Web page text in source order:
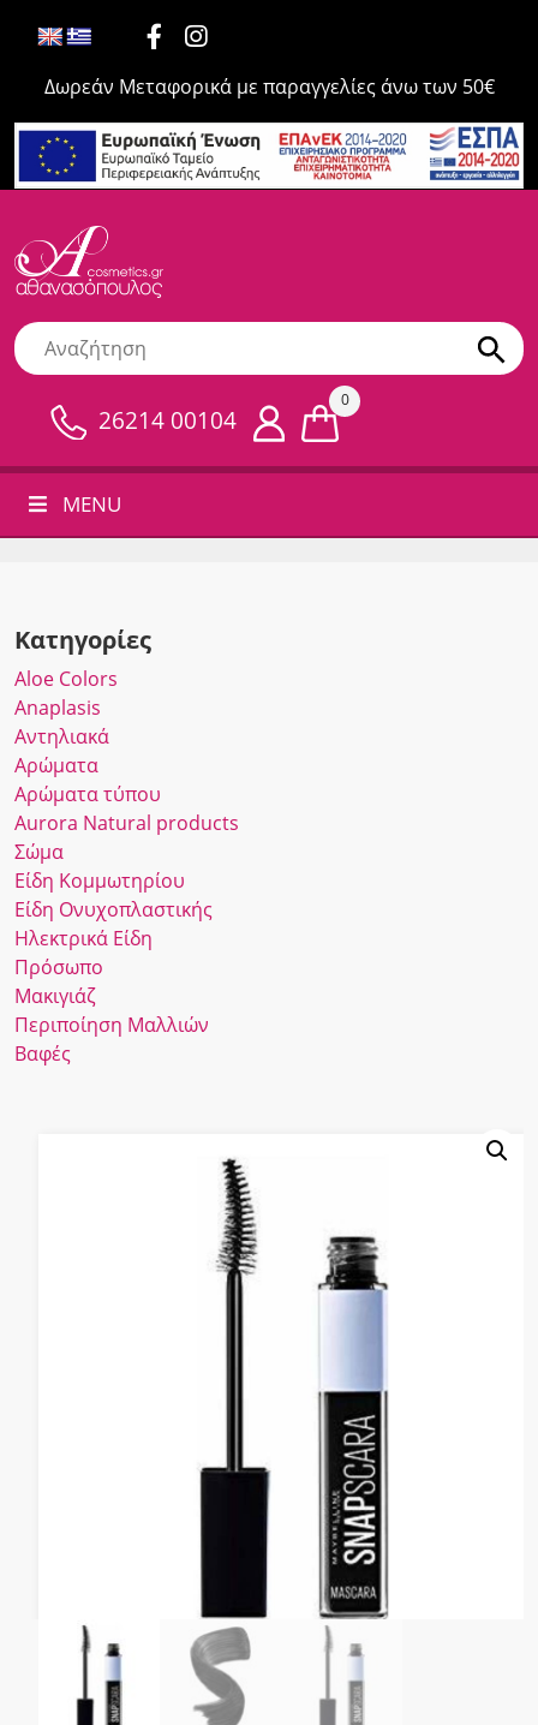
Δωρεάν Μεταφορικά με παραγγελίες άνω των 50€
26214 00104
0
MENU
Κατηγορίες
Αloe Colors
Anaplasis
Αντηλιακά
Αρώματα
Αρώματα τύπου
Αurora Νatural products
Σώμα
Είδη Κομμωτηρίου
Είδη Ονυχοπλαστικής
Ηλεκτρικά Είδη
Πρόσωπο
Μακιγιάζ
Περιποίηση Μαλλιών
Βαφές